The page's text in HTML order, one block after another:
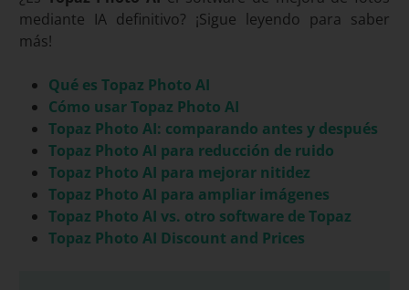
mediante IA definitivo? ¡Sigue leyendo para saber
más!
Qué es Topaz Photo AI
Cómo usar Topaz Photo AI
Topaz Photo AI: comparando antes y después
Topaz Photo AI para reducción de ruido
Topaz Photo AI para mejorar nitidez
Topaz Photo AI para ampliar imágenes
Topaz Photo AI vs. otro software de Topaz
Topaz Photo AI Discount and Prices